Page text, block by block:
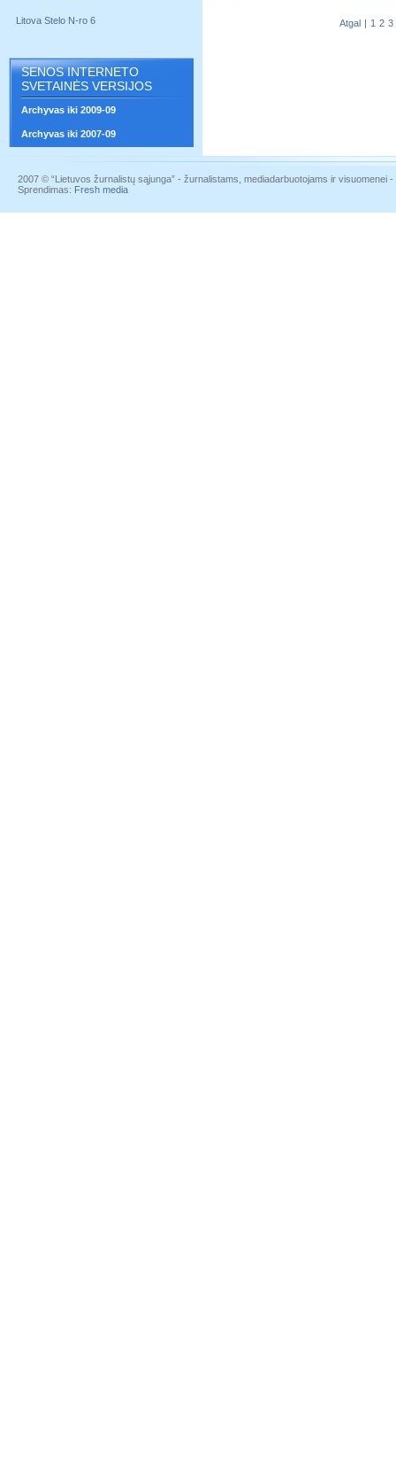
Litova Stelo N-ro 6
SENOS INTERNETO
SVETAINĖS VERSIJOS
Archyvas iki 2009-09
Archyvas iki 2007-09
Atgal | 1 2 3
2007 © “Lietuvos žurnalistų sąjunga” - žurnalistams, mediadarbuotojams ir visuomenei
Sprendimas: Fresh media